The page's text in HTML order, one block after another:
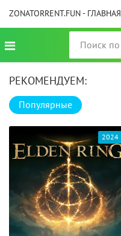
ZONATORRENT.FUN - ГЛАВНАЯ
РЕКОМЕНДУЕМ:
Популярные
2024